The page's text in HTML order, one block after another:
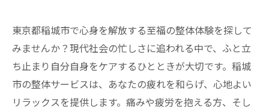
東京都稲城市で心身を解放する至福の整体体験を探して
みませんか？現代社会の忙しさに追われる中で、ふと立
ち止まり自分自身をケアするひとときが大切です。稲城
市の整体サービスは、あなたの疲れを和らげ、心地よい
リラックスを提供します。痛みや疲労を抱える方、そし